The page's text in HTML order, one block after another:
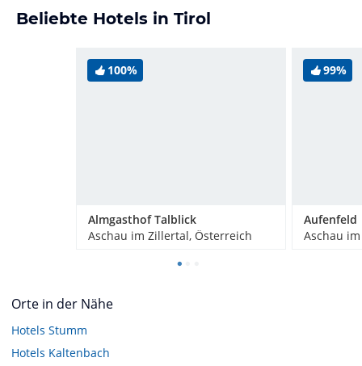
Beliebte Hotels in Tirol
100%
Almgasthof Talblick
Aschau im Zillertal, Österreich
99%
Aschau
Orte in der Nähe
Hotels Stumm
Hotels Kaltenbach